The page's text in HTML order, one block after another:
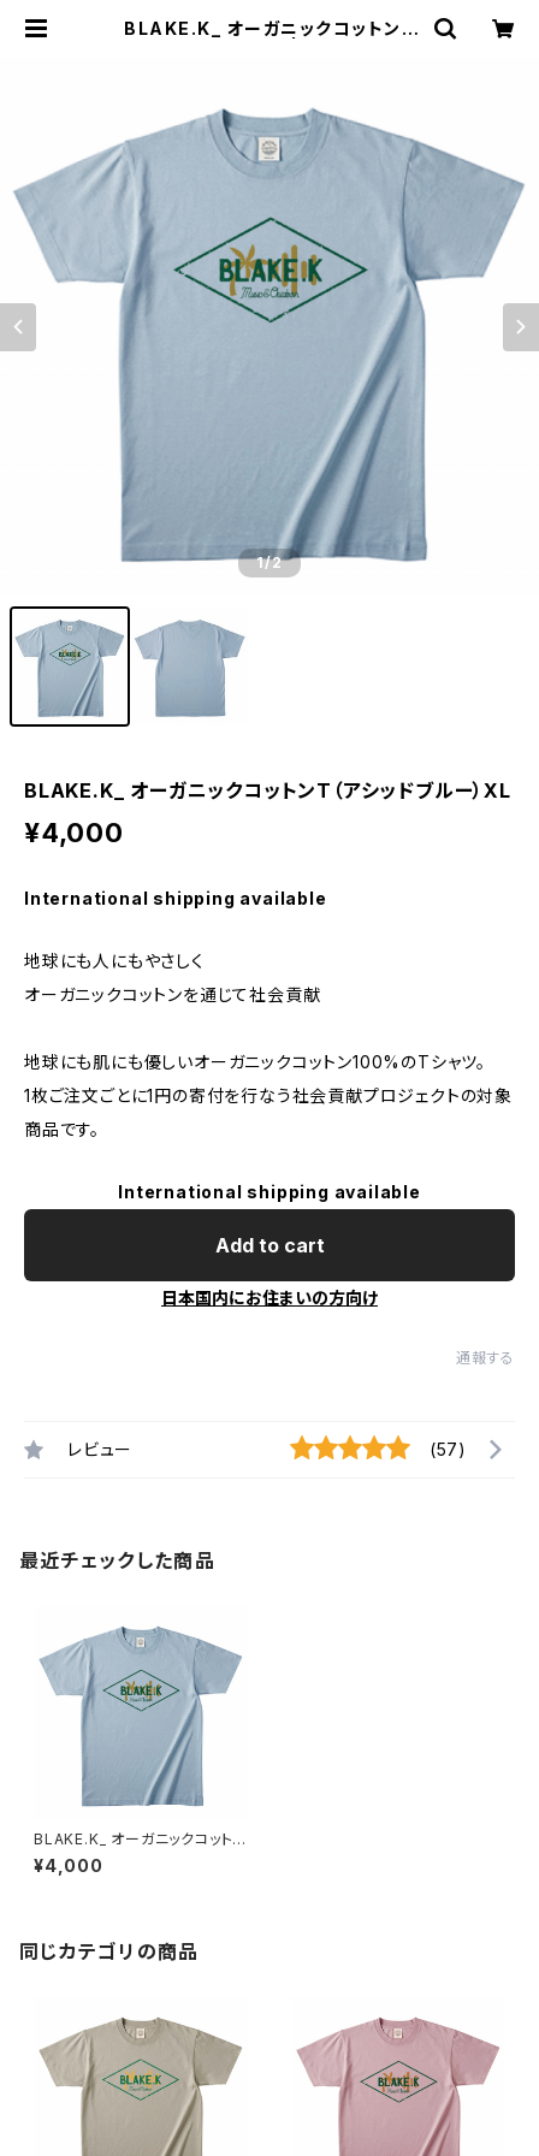
BLAKE.K_ オーガニックコットンT
1/2
BLAKE.K_ オーガニックコットンT（アシッドブルー）XL
¥4,000
International shipping available
地球にも人にもやさしく
オーガニックコットンを通じて社会貢献
地球にも肌にも優しいオーガニックコットン100%のTシャツ。
1枚ご注文ごとに1円の寄付を行なう社会貢献プロジェクトの対象
商品です。
International shipping available
Add to cart
日本国内にお住まいの方向け
通報する
レビュー (57)
最近チェックした商品
BLAKE.K_ オーガニックコットン
T（アシッドブルー）XL
¥4,000
同じカテゴリの商品